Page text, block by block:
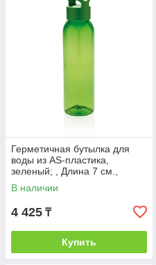
Герметичная бутылка для
воды из AS-пластика,
зеленый; , Длина 7 см.,
ширина 7 см., высота 26 см.,
диаметр 6,6
В наличии
4 425 ₸
Купить